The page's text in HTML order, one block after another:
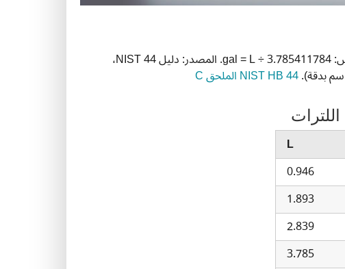
الجالونات الأمريكية إلى اللترات: L = gal × 3.785411784. العكس: gal = L ÷ 3.785411784. المصدر: دليل NIST 44،
NIST HB 44 الملحق C
L
0.946
1.893
2.839
3.785